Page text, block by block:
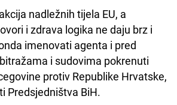
nadležnih tijela EU, a
i zdrava logika ne daju brz i
imenovati agenta i pred
i sudovima pokrenuti
protiv Republike Hrvatske,
Predsjedništva BiH.